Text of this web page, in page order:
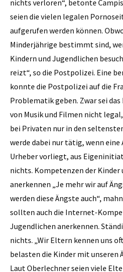
nichts verloren“, betonte
seien die vielen legalen
aufgerufen werden können.
Minderjährige bestimmt sind,
Kindern und Jugendlichen
reizt“, so die Postpolizei. Eine
konnte die Postpolizei auf die
Problematik geben. Zwar sei
von Musik und Filmen nicht
bei Privaten nur in den
werde dabei nur tätig, wenn eine
Urheber vorliegt, aus
nichts. Kompetenzen der Kinder
anerkennen „Je mehr wir auf
werden diese Ängste auch“,
sollten auch die Internet-
Jugendlichen anerkennen.
nichts. „Wir Eltern kennen uns
belasten die Kinder mit unseren
Laut Oberlechner seien viele